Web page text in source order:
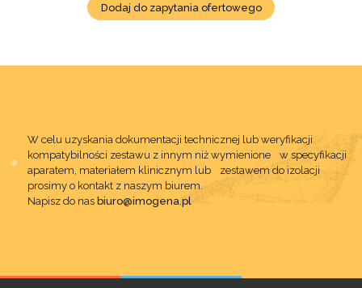
Dodaj do zapytania ofertowego
W celu uzyskania dokumentacji technicznej lub weryfikacji
kompatybilności zestawu z innym niż wymienione w specyfikacji
aparatem, materiałem klinicznym lub zestawem do izolacji
prosimy o kontakt z naszym biurem.
Napisz do nas biuro@imogena.pl